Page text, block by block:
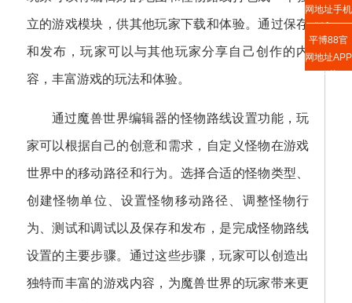
立的游戏模块，供其他玩家下载和体验。通过保存
和发布，玩家可以与其他玩家分享自己创作的内
容，丰富游戏的玩法和体验。
通过魔兽世界编辑器的怪物路线设置功能，玩
家可以根据自己的创意和需求，自定义怪物在游戏
世界中的移动路径和行为。选择合适的怪物类型、
创建怪物单位、设置怪物移动路径、调整怪物行
为、测试和调试以及保存和发布，是完成怪物路线
设置的主要步骤。通过这些步骤，玩家可以创造出
独特而丰富的游戏内容，为魔兽世界的玩家带来更
网地址手机
版入口
平博88官
网地址APP
下载